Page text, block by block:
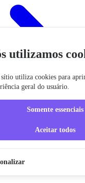
utilizamos
sítio utiliza cookies para
geral do usuário.
Somente essenciais
Aceitar todos